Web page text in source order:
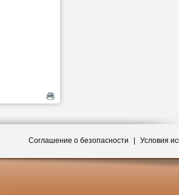
Соглашение о безопасности Условия